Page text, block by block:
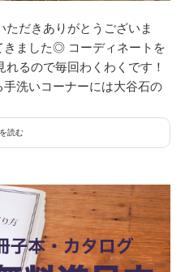
だきありがとうございま
ました◎ コーディネートを
るので毎回わくわくです！
洗いコーナーには大谷石の
読む